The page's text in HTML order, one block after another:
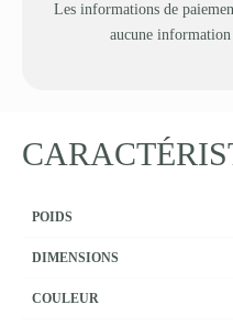
Les informations de
aucune
POIDS
DIMENSIONS
COULEUR